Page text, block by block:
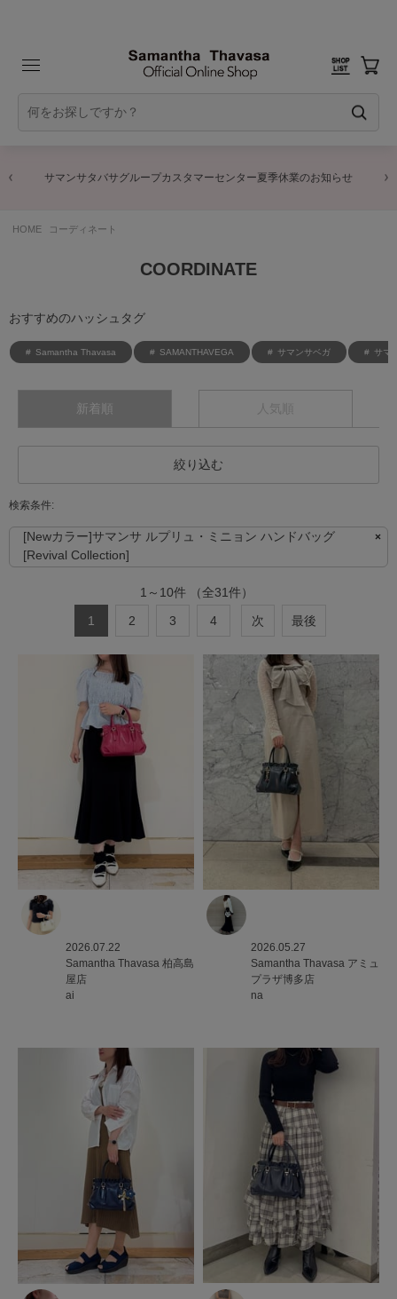
サマンサタバサグループカスタマーセンター夏季休業のお知らせ
HOME コーディネート
COORDINATE
おすすめのハッシュタグ
Samantha Thavasa SAMANTHAVEGA サマンサベガ サマ
新着順 人気順
絞り込む
[Newカラー]サマンサ ルプリュ・ミニョン ハンドバッグ
[Revival Collection]
1 ～ 10件 （全31件）
1
2 3 4 次 最後
2026.07.22
Samantha Thavasa 柏高島
屋店
ai
2026.05.27
Samantha Thavasa アミュ
プラザ博多店
na